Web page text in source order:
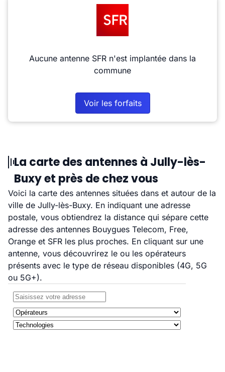
Aucune antenne SFR n'est implantée dans la
commune
Voir les forfaits
La carte des antennes à Jully-lès-
Buxy et près de chez vous
Voici la carte des antennes situées dans et autour de la
ville de Jully-lès-Buxy. En indiquant une adresse
postale, vous obtiendrez la distance qui sépare cette
adresse des antennes Bouygues Telecom, Free,
Orange et SFR les plus proches. En cliquant sur une
antenne, vous découvrirez le ou les opérateurs
présents avec le type de réseau disponibles (4G, 5G
ou 5G+).